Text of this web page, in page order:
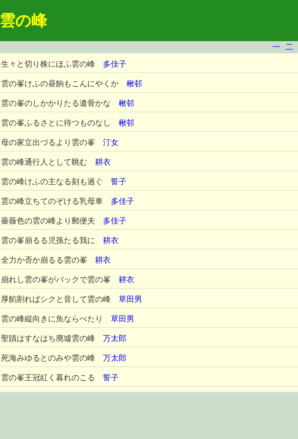
雲の峰
一 二
生々と切り株にほふ雲の峰 多佳子
雲の峯けふの昼餉もこんにやくか 楸邨
雲の峯のしかかりたる遺骨かな 楸邨
雲の峯ふるさとに待つものなし 楸邨
母の家立出づるより雲の峯 汀女
雲の峰通行人として眺む 耕衣
雲の峰けふの主なる刻も過ぐ 誓子
雲の峰立ちてのぞける乳母車 多佳子
薔薇色の雲の峰より郵便夫 多佳子
雲の峯崩るる児孫たる我に 耕衣
全力か否か崩るる雲の峯 耕衣
崩れし雲の峯がバックで雲の峯 耕衣
厚餡割ればシクと音して雲の峰 草田男
雲の峰縦向きに魚ならべたり 草田男
聖蹟はすなはち廃墟雲の峰 万太郎
死海みゆるとのみや雲の峰 万太郎
雲の峯王冠紅く暮れのこる 誓子